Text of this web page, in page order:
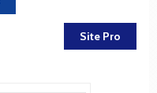
Site Pro